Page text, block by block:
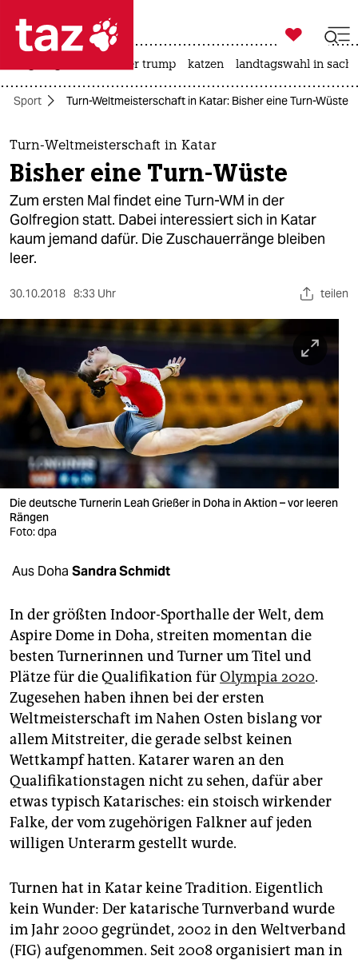
 taz zahl ich
taz zahl ich
themen
politik
öko
gesellschaft
kultur
sport
nord
wahrheit
verlag
verlag
veranstaltungen
unterstützen
abo
genossenschaft
epaper login

taz zahl ich
usa unter trump katzen landtagswahl in
Sport Turn-Weltmeisterschaft in Katar: Bisher eine Turn-Wüste
Turn-Weltmeisterschaft in Katar
Bisher eine Turn-Wüste
Zum ersten Mal findet eine Turn-WM in der
Golfregion statt. Dabei interessiert sich in Katar
kaum jemand dafür. Die Zuschauerränge bleiben
leer.
30.10.2018 8:33 Uhr teilen
Die deutsche Turnerin Leah Grießer in Doha in Aktion – vor leeren
Rängen
Foto: dpa
Aus Doha Sandra Schmidt
In der größten Indoor-Sporthalle der Welt, dem
Aspire Dome in Doha, streiten momentan die
besten Turnerinnen und Turner um Titel und
Plätze für die Qualifikation fürOlympia 2020.
Zugesehen haben ihnen bei der ersten
Weltmeisterschaft im Nahen Osten bislang vor
allem Mitstreiter, die gerade selbst keinen
Wettkampf hatten. Katarer waren an den
Qualifikationstagen nicht zu sehen, dafür aber
etwas typisch Katarisches: ein stoisch wirkender
Falke, der vom zugehörigen Falkner auf jeden
willigen Unterarm gestellt wurde.
Turnen hat in Katar keine Tradition. Eigentlich
kein Wunder: Der katarische Turnverband wurde
im Jahr 2000 gegründet, 2002 in den Weltverband
(FIG) aufgenommen. Seit 2008 organisiert man in